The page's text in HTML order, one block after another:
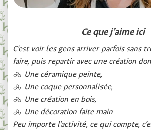
Ce que j’aime ici
C’est voir les gens arriver parfois sans
faire, puis repartir avec une création
Une céramique peinte,
Une coque personnalisée,
Une création en bois,
Une décoration faite main
Peu importe l’activité, ce qui compte,